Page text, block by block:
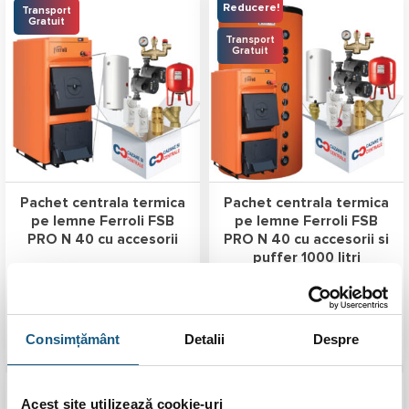
Consimțământ Detalii Despre
Acest site utilizează cookie-uri
Transport
Gratuit
Pachet centrala termica
pe lemne Ferroli FSB
PRO N 40 cu accesorii
fost:
9.848,00 lei.
9.738,00 lei.
ADAUGĂ ÎN COȘ
Reducere!
Transport
Gratuit
Pachet centrala termica
pe lemne Ferroli FSB
PRO N 40 cu accesorii si
puffer 1000 litri
15.616,00 lei
15.616,00 lei.
14.547,00leiPrețul
curent
ADAUGĂ ÎN COȘ